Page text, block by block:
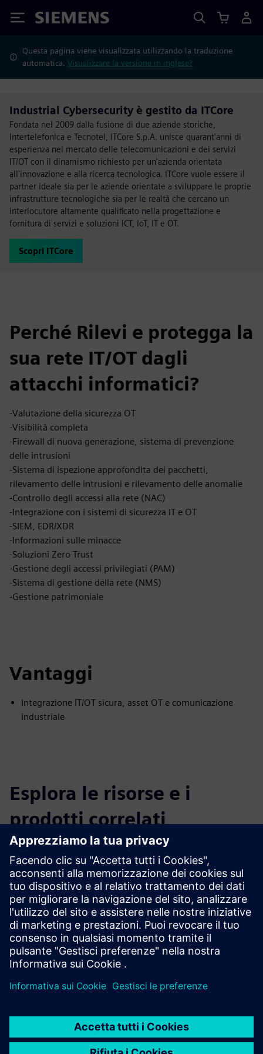
Siemens
Questa pagina viene visualizzata utilizzando la traduzione
automatica.Visualizzare la versione in inglese?
Industrial Cybersecurity è gestito da ITCore
Fondata nel 2009 dalla fusione di due aziende storiche,
Intertelefonica e Tecnotel, ITCore S.p.A. unisce quarant'anni di
esperienza nel mercato delle telecomunicazioni e dei servizi
IT/OT con il dinamismo richiesto per un'azienda orientata
all'innovazione e alla ricerca tecnologica. ITCore vuole essere il
partner ideale sia per le aziende orientate a sviluppare le proprie
infrastrutture tecnologiche sia per le realtà che cercano un
interlocutore altamente qualificato nella progettazione e
fornitura di servizi e soluzioni ICT, IoT, IT e OT.
Scopri ITCore
Perché Rilevi e protegga la
sua rete IT/OT dagli
attacchi informatici?
-Valutazione della sicurezza OT
-Visibilità completa
-Firewall di nuova generazione, sistema di prevenzione
delle intrusioni
-Sistema di ispezione approfondita dei pacchetti,
rilevamento delle intrusioni e rilevamento delle anomalie
-Controllo degli accessi alla rete (NAC)
-Integrazione con i sistemi di sicurezza IT e OT
-SIEM, EDR/XDR
-Informazioni sulle minacce
-Soluzioni Zero Trust
-Gestione degli accessi privilegiati (PAM)
-Sistema di gestione della rete (NMS)
-Gestione patrimoniale
Vantaggi
Integrazione IT/OT sicura, asset OT e comunicazione
industriale
Esplora le risorse e i
prodotti correlati
Informazioni e risorse aggiuntive
Ulteriori informazioni
Prerequisiti
nessuna